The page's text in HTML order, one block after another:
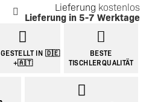
Lieferung kostenlos
Lieferung in 5-7 Werktage
IN 🇩🇪
+🇦🇹
BESTE
TISCHLERQUALITÄT